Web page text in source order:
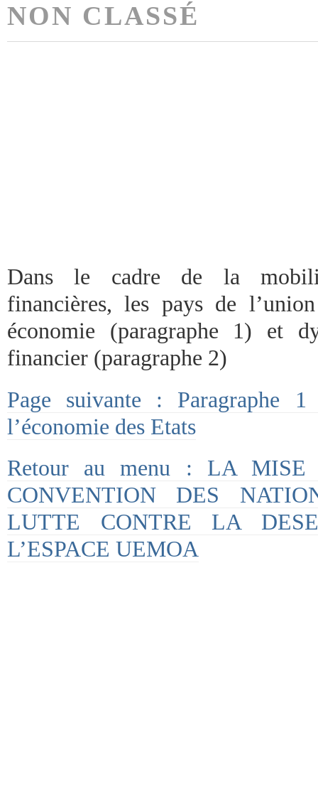
NON CLASSÉ
Dans le cadre de la
financières, les pays de
économie (paragraphe 1) et
financier (paragraphe 2)
Page suivante : Paragraphe
l’économie des Etats
Retour au menu : LA
CONVENTION DES
LUTTE CONTRE LA
L’ESPACE UEMOA